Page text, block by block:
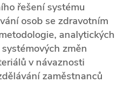
řešení systému
osob se zdravotním
analytických
změn
v návaznosti
zaměstnanců